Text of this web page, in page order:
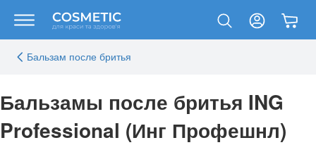
Бальзам после бритья
Бальзамы после бритья ING
Professional (Инг Профешнл)